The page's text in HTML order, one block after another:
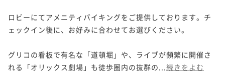
ロビーにてアメニティバイキングをご提供しております。チ
ェックイン後に、お好みに合わせてお選びください。
グリコの看板で有名な「道頓堀」や、ライブが頻繁に開催さ
れる「オリックス劇場」も徒歩圏内の抜群の... 続きをよむ